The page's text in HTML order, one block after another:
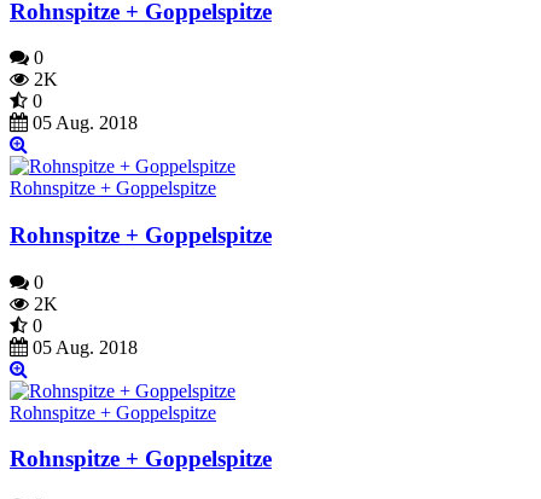
Rohnspitze + Goppelspitze
0
2K
0
05 Aug. 2018
Rohnspitze + Goppelspitze
Rohnspitze + Goppelspitze
0
2K
0
05 Aug. 2018
Rohnspitze + Goppelspitze
Rohnspitze + Goppelspitze